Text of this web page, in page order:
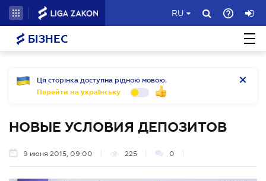
RU
БІЗНЕС
Ця сторінка доступна рідною мовою.
Перейти на українську
НОВЫЕ УСЛОВИЯ ДЕПОЗИТОВ
9 июня 2015, 09:00 225 0